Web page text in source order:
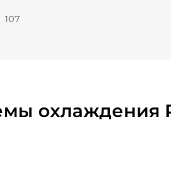
107
охлаждения